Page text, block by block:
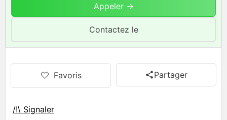
Appeler →
Contactez le
🤍 Favoris Partager
/!\ Signaler